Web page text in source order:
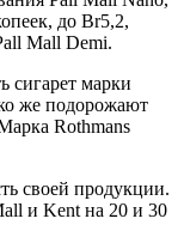
до Br5,2,
Mall Demi.
сигарет марки
же подорожают
Rothmans
своей продукции.
и Kent на 20 и 30